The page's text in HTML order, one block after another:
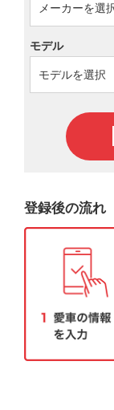
モデル
登録後の流れ